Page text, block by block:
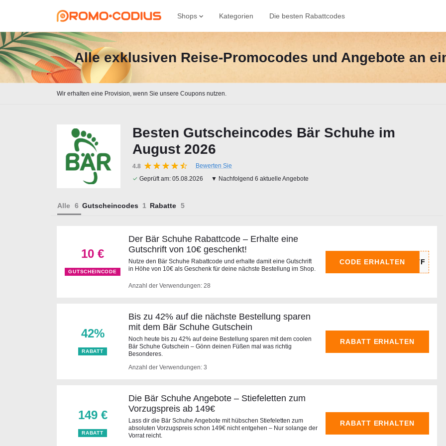
Shops Kategorien Die besten Rabattcodes
Alle exklusiven Reise-Promocodes und Angebote an
Wir erhalten eine Provision, wenn Sie unsere Coupons nutzen.
Besten Gutscheincodes Bär Schuhe im
August 2026
4.8
Bewerten Sie
✓ Geprüft am: 05.08.2026 ▼ Nachfolgend 6 aktuelle Angebote
Alle Gutscheincodes Rabatte
10 €
GUTSCHEINCODE
Der Bär Schuhe Rabattcode – Erhalte eine
Gutschrift von 10€ geschenkt!
Nutze den Bär Schuhe Rabattcode und erhalte damit eine Gutschrift
in Höhe von 10€ als Geschenk für deine nächste Bestellung im Shop.
Anzahl der Verwendungen: 28
CODE ERHALTEN
42%
RABATT
Bis zu 42% auf die nächste Bestellung sparen
mit dem Bär Schuhe Gutschein
Noch heute bis zu 42% auf deine Bestellung sparen mit dem coolen
Bär Schuhe Gutschein – Gönn deinen Füßen mal was richtig
Besonderes.
Anzahl der Verwendungen: 3
RABATT ERHALTEN
149 €
RABATT
Die Bär Schuhe Angebote – Stiefeletten zum
Vorzugspreis ab 149€
Lass dir die Bär Schuhe Angebote mit hübschen Stiefeletten zum
absoluten Vorzugspreis schon 149€ nicht entgehen – Nur solange der
Vorrat reicht.
RABATT ERHALTEN